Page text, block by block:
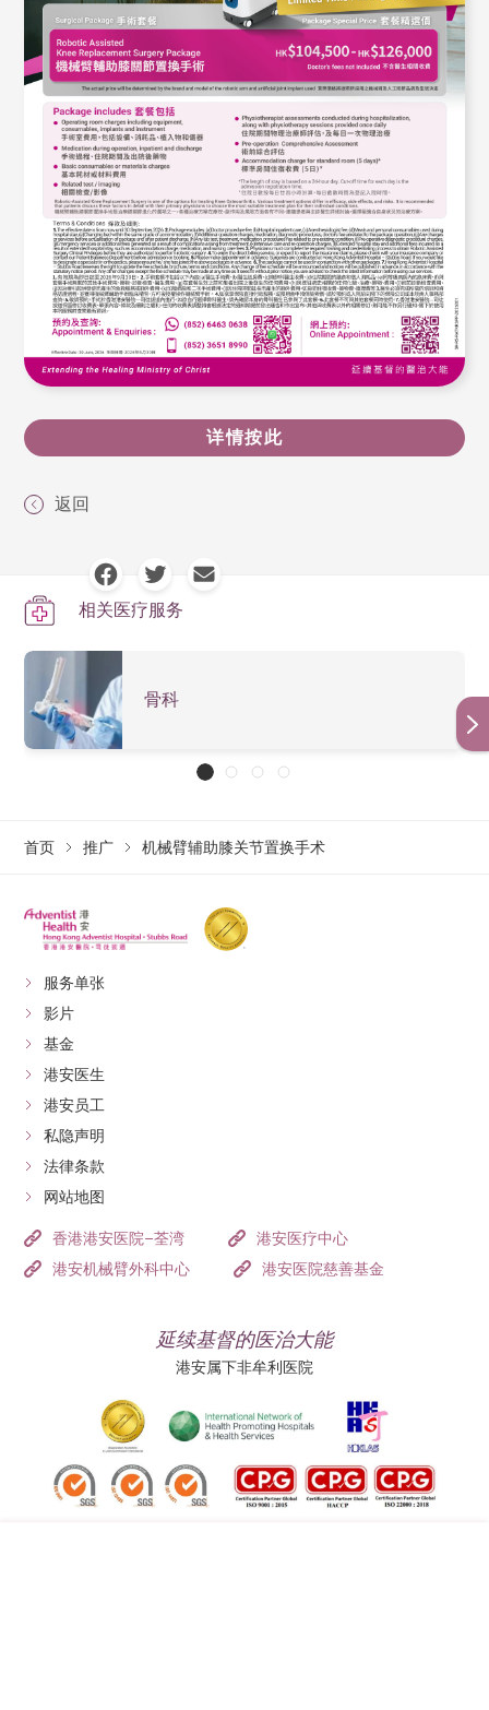
详情按此
返回
相关医疗服务
骨科
首页 推广 机械臂辅助膝关节置换手术
服务单张
影片
基金
港安医生
港安员工
私隐声明
法律条款
网站地图
香港港安医院–荃湾
港安医疗中心
港安机械臂外科中心
港安医院慈善基金
延续基督的医治大能
港安属下非牟利医院